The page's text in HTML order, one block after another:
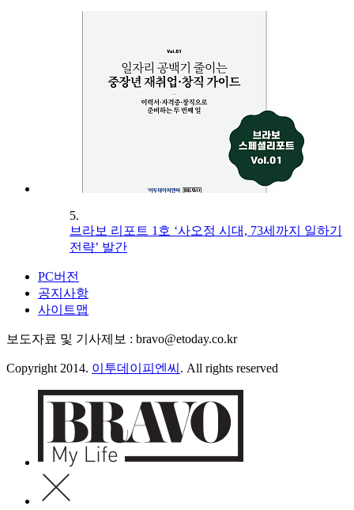
5.
브라보 리포트 1호 ‘사오정 시대, 73세까지 일하기
전략’ 발간
PC버전
공지사항
사이트맵
보도자료 및 기사제보 : bravo@etoday.co.kr
Copyright 2014. 이투데이피엔씨 . All rights reserved